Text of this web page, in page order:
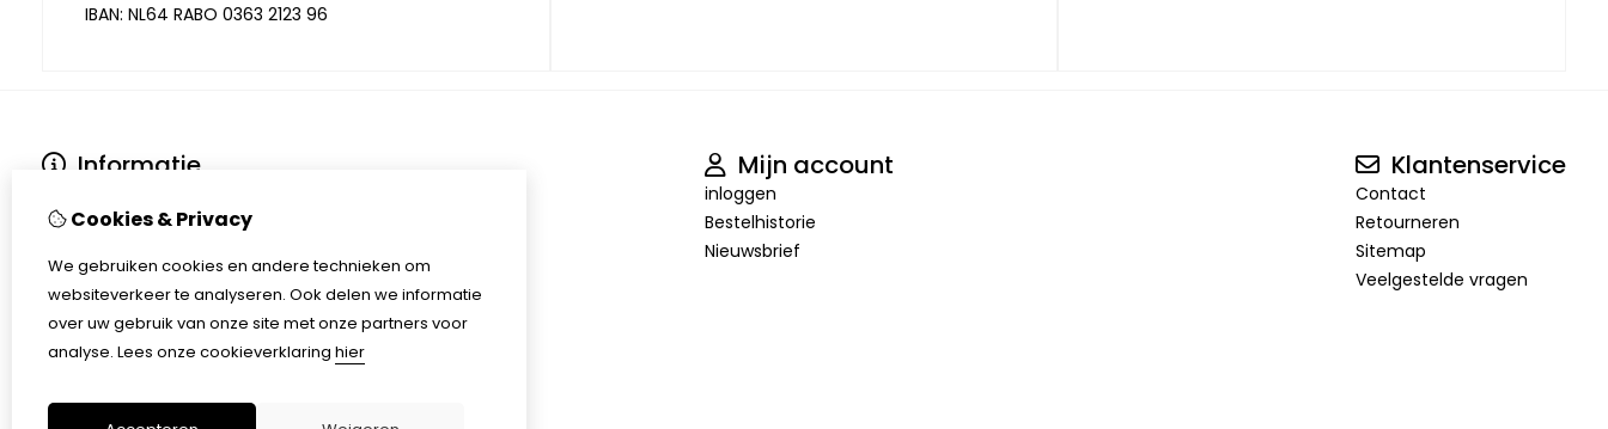
IBAN: NL64 RABO 0363 2123 96
Informatie
Verzending en levering
Disclaimer
Algemene voorwaarden
AVG - Privacyverklaring
Klachtenregeling
Mijn account
inloggen
Bestelhistorie
Nieuwsbrief
Klantenservice
Contact
Retourneren
Sitemap
Veelgestelde vragen
Cookies & Privacy
We gebruiken cookies en andere technieken om
websiteverkeer te analyseren. Ook delen we informatie
over uw gebruik van onze site met onze partners voor
analyse. Lees onze cookieverklaring hier